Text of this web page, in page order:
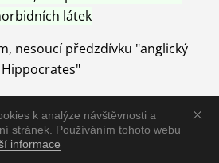
k analýze návštěvnosti a
stránek. Používáním tohoto webu
informace
látek
nesoucí předzdívku "anglický
Hippocrates"
pomocí Přírody, neutralizací a